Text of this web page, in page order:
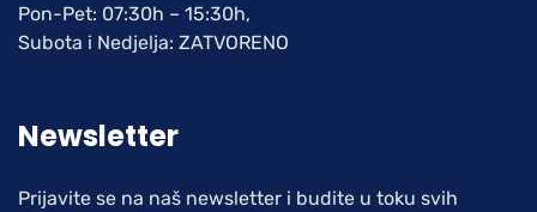
Pon-Pet: 07:30h – 15:30h,
Subota i Nedjelja: ZATVORENO
Newsletter
Prijavite se na naš newsletter i budite u toku svih